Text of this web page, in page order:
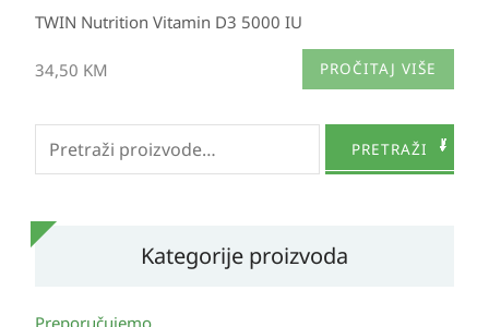
TWIN Nutrition Vitamin D3 5000 IU
34,50 KM PROČITAJ VIŠE
Pretraži: PRETRAŽI
Kategorije proizvoda